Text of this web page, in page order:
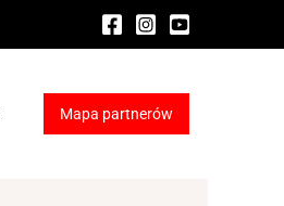
Mapa partnerów